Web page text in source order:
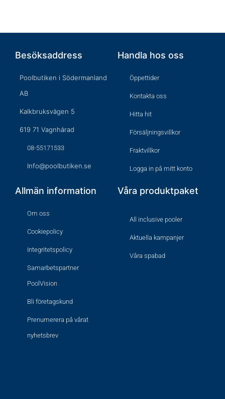
Besöksaddress
Poolbutiken i Södermanland
AB
Kalkbruksvägen 5
619 71 Vagnhärad
08-55171533
Info@poolbutiken.se
Handla hos oss
Öppettider
Kontakta oss
Hitta hit
Försäljningsvillkor
Fraktvillkor
Logga in på mitt konto
Allmän information
Om oss
Cookiepolicy
Integritetspolicy
Samarbetspartner
PoolVision
Bli företagskund
Prenumerera på vårat
nyhetsbrev
Våra produktpaket
All inclusive pooler
Aktuella kampanjer
Våra spabad